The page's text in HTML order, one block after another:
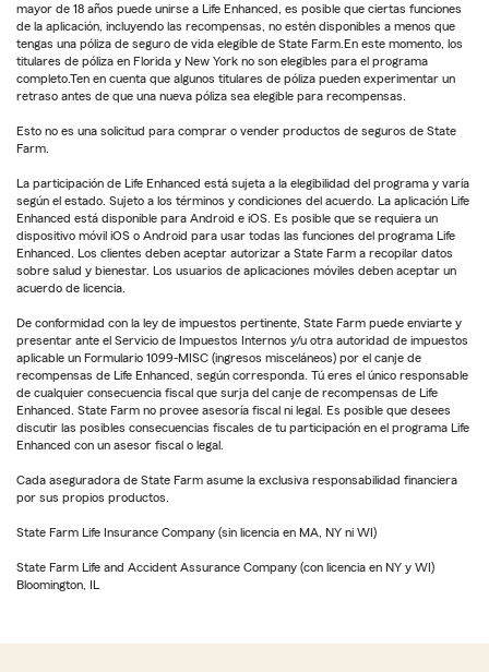
mayor de 18 años puede unirse a Life Enhanced, es posible que ciertas funciones
de la aplicación, incluyendo las recompensas, no estén disponibles a menos que
tengas una póliza de seguro de vida elegible de State Farm.En este momento, los
titulares de póliza en Florida y New York no son elegibles para el programa
completo.Ten en cuenta que algunos titulares de póliza pueden experimentar un
retraso antes de que una nueva póliza sea elegible para recompensas.
Esto no es una solicitud para comprar o vender productos de seguros de State
Farm.
La participación de Life Enhanced está sujeta a la elegibilidad del programa y varía
según el estado. Sujeto a los términos y condiciones del acuerdo. La aplicación Life
Enhanced está disponible para Android e iOS. Es posible que se requiera un
dispositivo móvil iOS o Android para usar todas las funciones del programa Life
Enhanced. Los clientes deben aceptar autorizar a State Farm a recopilar datos
sobre salud y bienestar. Los usuarios de aplicaciones móviles deben aceptar un
acuerdo de licencia.
De conformidad con la ley de impuestos pertinente, State Farm puede enviarte y
presentar ante el Servicio de Impuestos Internos y/u otra autoridad de impuestos
aplicable un Formulario 1099-MISC (ingresos misceláneos) por el canje de
recompensas de Life Enhanced, según corresponda. Tú eres el único responsable
de cualquier consecuencia fiscal que surja del canje de recompensas de Life
Enhanced. State Farm no provee asesoría fiscal ni legal. Es posible que desees
discutir las posibles consecuencias fiscales de tu participación en el programa Life
Enhanced con un asesor fiscal o legal.
Cada aseguradora de State Farm asume la exclusiva responsabilidad financiera
por sus propios productos.
State Farm Life Insurance Company (sin licencia en MA, NY ni WI)
State Farm Life and Accident Assurance Company (con licencia en NY y WI)
Bloomington, IL